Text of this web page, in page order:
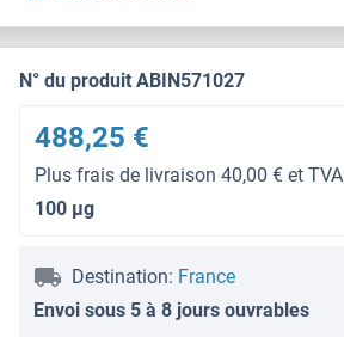
N° du produit ABIN571027
488,25 €
Plus frais de livraison 40,00 € et TVA
100 μg
Destination: France
Envoi sous 5 à 8 jours ouvrables